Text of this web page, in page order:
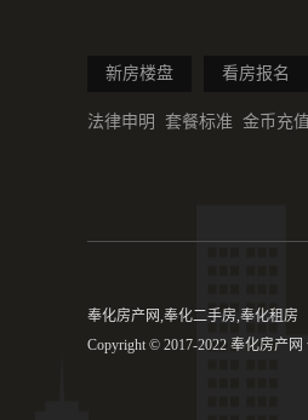
新房楼盘 看房报名
法律申明 套餐标准 金币充值
奉化房产网,奉化二手房,奉化租房
Copyright © 2017-2022 奉化房产网